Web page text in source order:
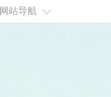
网站导航